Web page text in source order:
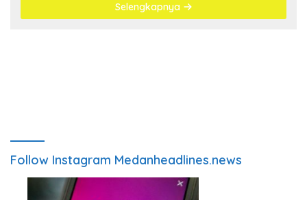
Selengkapnya
Follow Instagram Medanheadlines.news